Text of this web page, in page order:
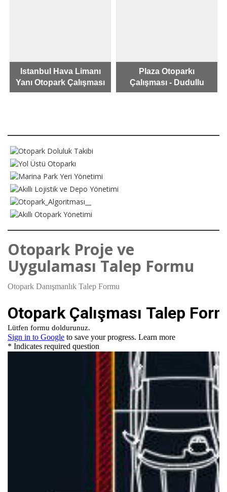
Istanbul Hava Limanı
Yanı Otopark Çalışması
Plaza Otoparkı
Çalışması - Dudullu
Otopark Proje ve
Uygulaması Talep Formu
Otopark Danışmanlık Talep Formu